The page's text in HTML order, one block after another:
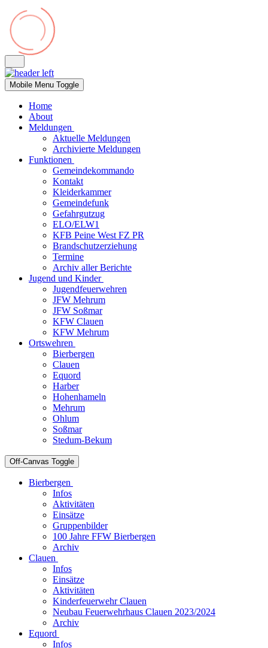
Mobile Menu Toggle
Home
About
Meldungen
Aktuelle Meldungen
Archivierte Meldungen
Funktionen
Gemeindekommando
Kontakt
Kleiderkammer
Gemeindefunk
Gefahrgutzug
ELO/ELW1
KFB Peine West FZ PR
Brandschutzerziehung
Termine
Archiv aller Berichte
Jugend und Kinder
Jugendfeuerwehren
JFW Mehrum
JFW Soßmar
KFW Clauen
KFW Mehrum
Ortswehren
Bierbergen
Clauen
Equord
Harber
Hohenhameln
Mehrum
Ohlum
Soßmar
Stedum-Bekum
Off-Canvas Toggle
Bierbergen
Infos
Aktivitäten
Einsätze
Gruppenbilder
100 Jahre FFW Bierbergen
Archiv
Clauen
Infos
Einsätze
Aktivitäten
Kinderfeuerwehr Clauen
Neubau Feuerwehrhaus Clauen 2023/2024
Archiv
Equord
Infos